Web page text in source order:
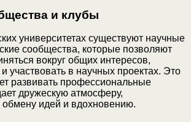
и клубы
университетах существуют научные
сообщества, которые позволяют
вокруг общих интересов,
участвовать в научных проектах. Это
развивать профессиональные
дружескую атмосферу,
идей и вдохновению.